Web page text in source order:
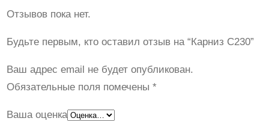
Отзывов пока нет.
Будьте первым, кто оставил отзыв на “Карниз C230”
Ваш адрес email не будет опубликован.
Обязательные поля помечены *
Ваша оценка